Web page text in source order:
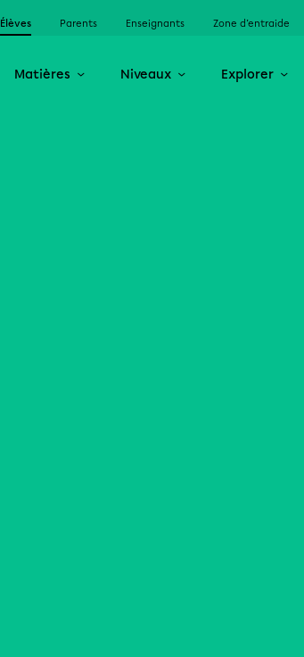
Élèves Parents Enseignants Zone d’entraide
Matières Niveaux Explorer